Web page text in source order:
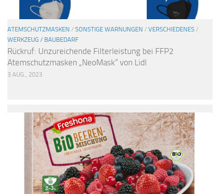
ATEMSCHUTZMASKEN / SONSTIGE WARNUNGEN / VERSCHIEDENES /
WERKZEUG / BAUBEDARF
Rückruf: Unzureichende Filterleistung bei FFP2
Atemschutzmasken „NeoMask“ von Lidl
3 AUG., 2023